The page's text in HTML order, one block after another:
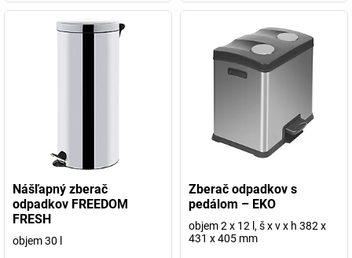
Nášľapný zberač
odpadkov FREEDOM
FRESH
objem 30 l
Zberač odpadkov s
pedálom – EKO
objem 2 x 12 l, š x v x h 382 x
431 x 405 mm